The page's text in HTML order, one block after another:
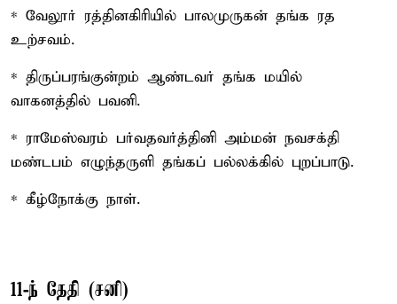
* வேலூர் ரத்தினகிரியில் பாலமுருகன் தங்க ரத
உற்சவம்.
* திருப்பரங்குன்றம் ஆண்டவர் தங்க மயில்
வாகனத்தில் பவனி.
* ராமேஸ்வரம் பர்வதவர்த்தினி அம்மன் நவசக்தி
மண்டபம் எழுந்தருளி தங்கப் பல்லக்கில் புறப்பாடு.
* கீழ்நோக்கு நாள்.
11-ந் தேதி (சனி)